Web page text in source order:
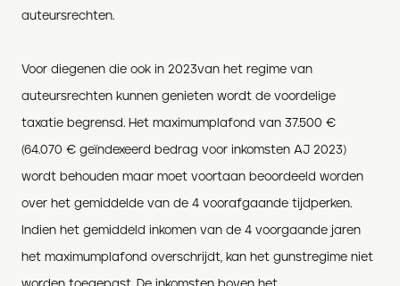
auteursrechten.
Voor diegenen die ook in 2023van het regime van
auteursrechten kunnen genieten wordt de voordelige
taxatie begrensd. Het maximumplafond van 37.500 €
(64.070 € geïndexeerd bedrag voor inkomsten AJ 2023)
wordt behouden maar moet voortaan beoordeeld worden
over het gemiddelde van de 4 voorafgaande tijdperken.
Indien het gemiddeld inkomen van de 4 voorgaande jaren
het maximumplafond overschrijdt, kan het gunstregime niet